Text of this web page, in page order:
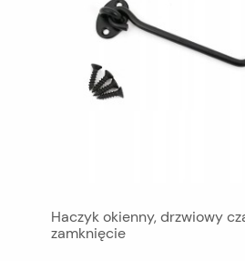
Haczyk okienny, drzwiowy
zamknięcie